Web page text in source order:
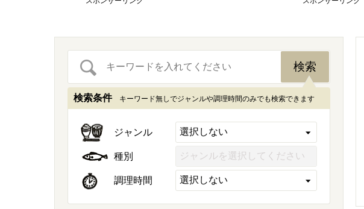
検索条件 キーワード無しでジャンルや調理時間のみでも検索できます
ジャンル
種別
調理時間